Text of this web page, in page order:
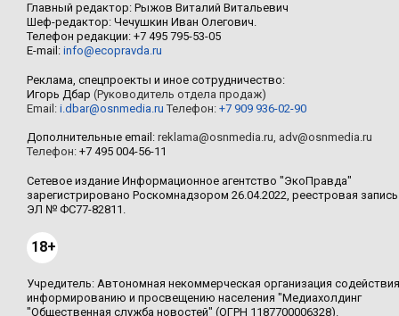
Главный редактор: Рыжов Виталий Витальевич
Шеф-редактор: Чечушкин Иван Олегович.
Телефон редакции: +7 495 795-53-05
E-mail: info@ecopravda.ru
Реклама, спецпроекты и иное сотрудничество:
Игорь Дбар (Руководитель отдела продаж)
Email: i.dbar@osnmedia.ru Телефон: +7 909 936-02-90
Дополнительные email: reklama@osnmedia.ru, adv@osnmedia.ru
Телефон: +7 495 004-56-11
Сетевое издание Информационное агентство "ЭкоПравда"
зарегистрировано Роскомнадзором 26.04.2022, реестровая запись
ЭЛ № ФС77-82811.
18+
Учредитель: Автономная некоммерческая организация содействия
информированию и просвещению населения "Медиахолдинг
"Общественная служба новостей" (ОГРН 1187700006328).